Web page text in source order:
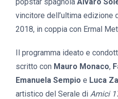
vincitore dell’ultima edizione
2018, in coppia con Ermal
Il programma ideato e
scritto con Mauro Monaco,
Emanuela Sempio e Luca
artistico del Serale di Amici